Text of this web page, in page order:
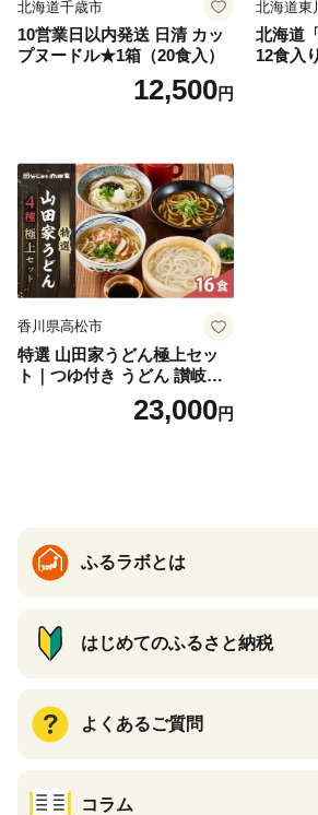
北海道千歳市
10営業日以内発送 日清 カッ
プヌードル★1箱（20食入）
12,500円
北海道東
北海道
12食入
香川県高松市
特選 山田家うどん極上セッ
ト｜つゆ付き うどん 讃岐う
どん さぬきうどん 生麵 うど
んセット カレーうどん 生う
23,000円
ふるラボとは
はじめてのふるさと納税
よくあるご質問
コラム